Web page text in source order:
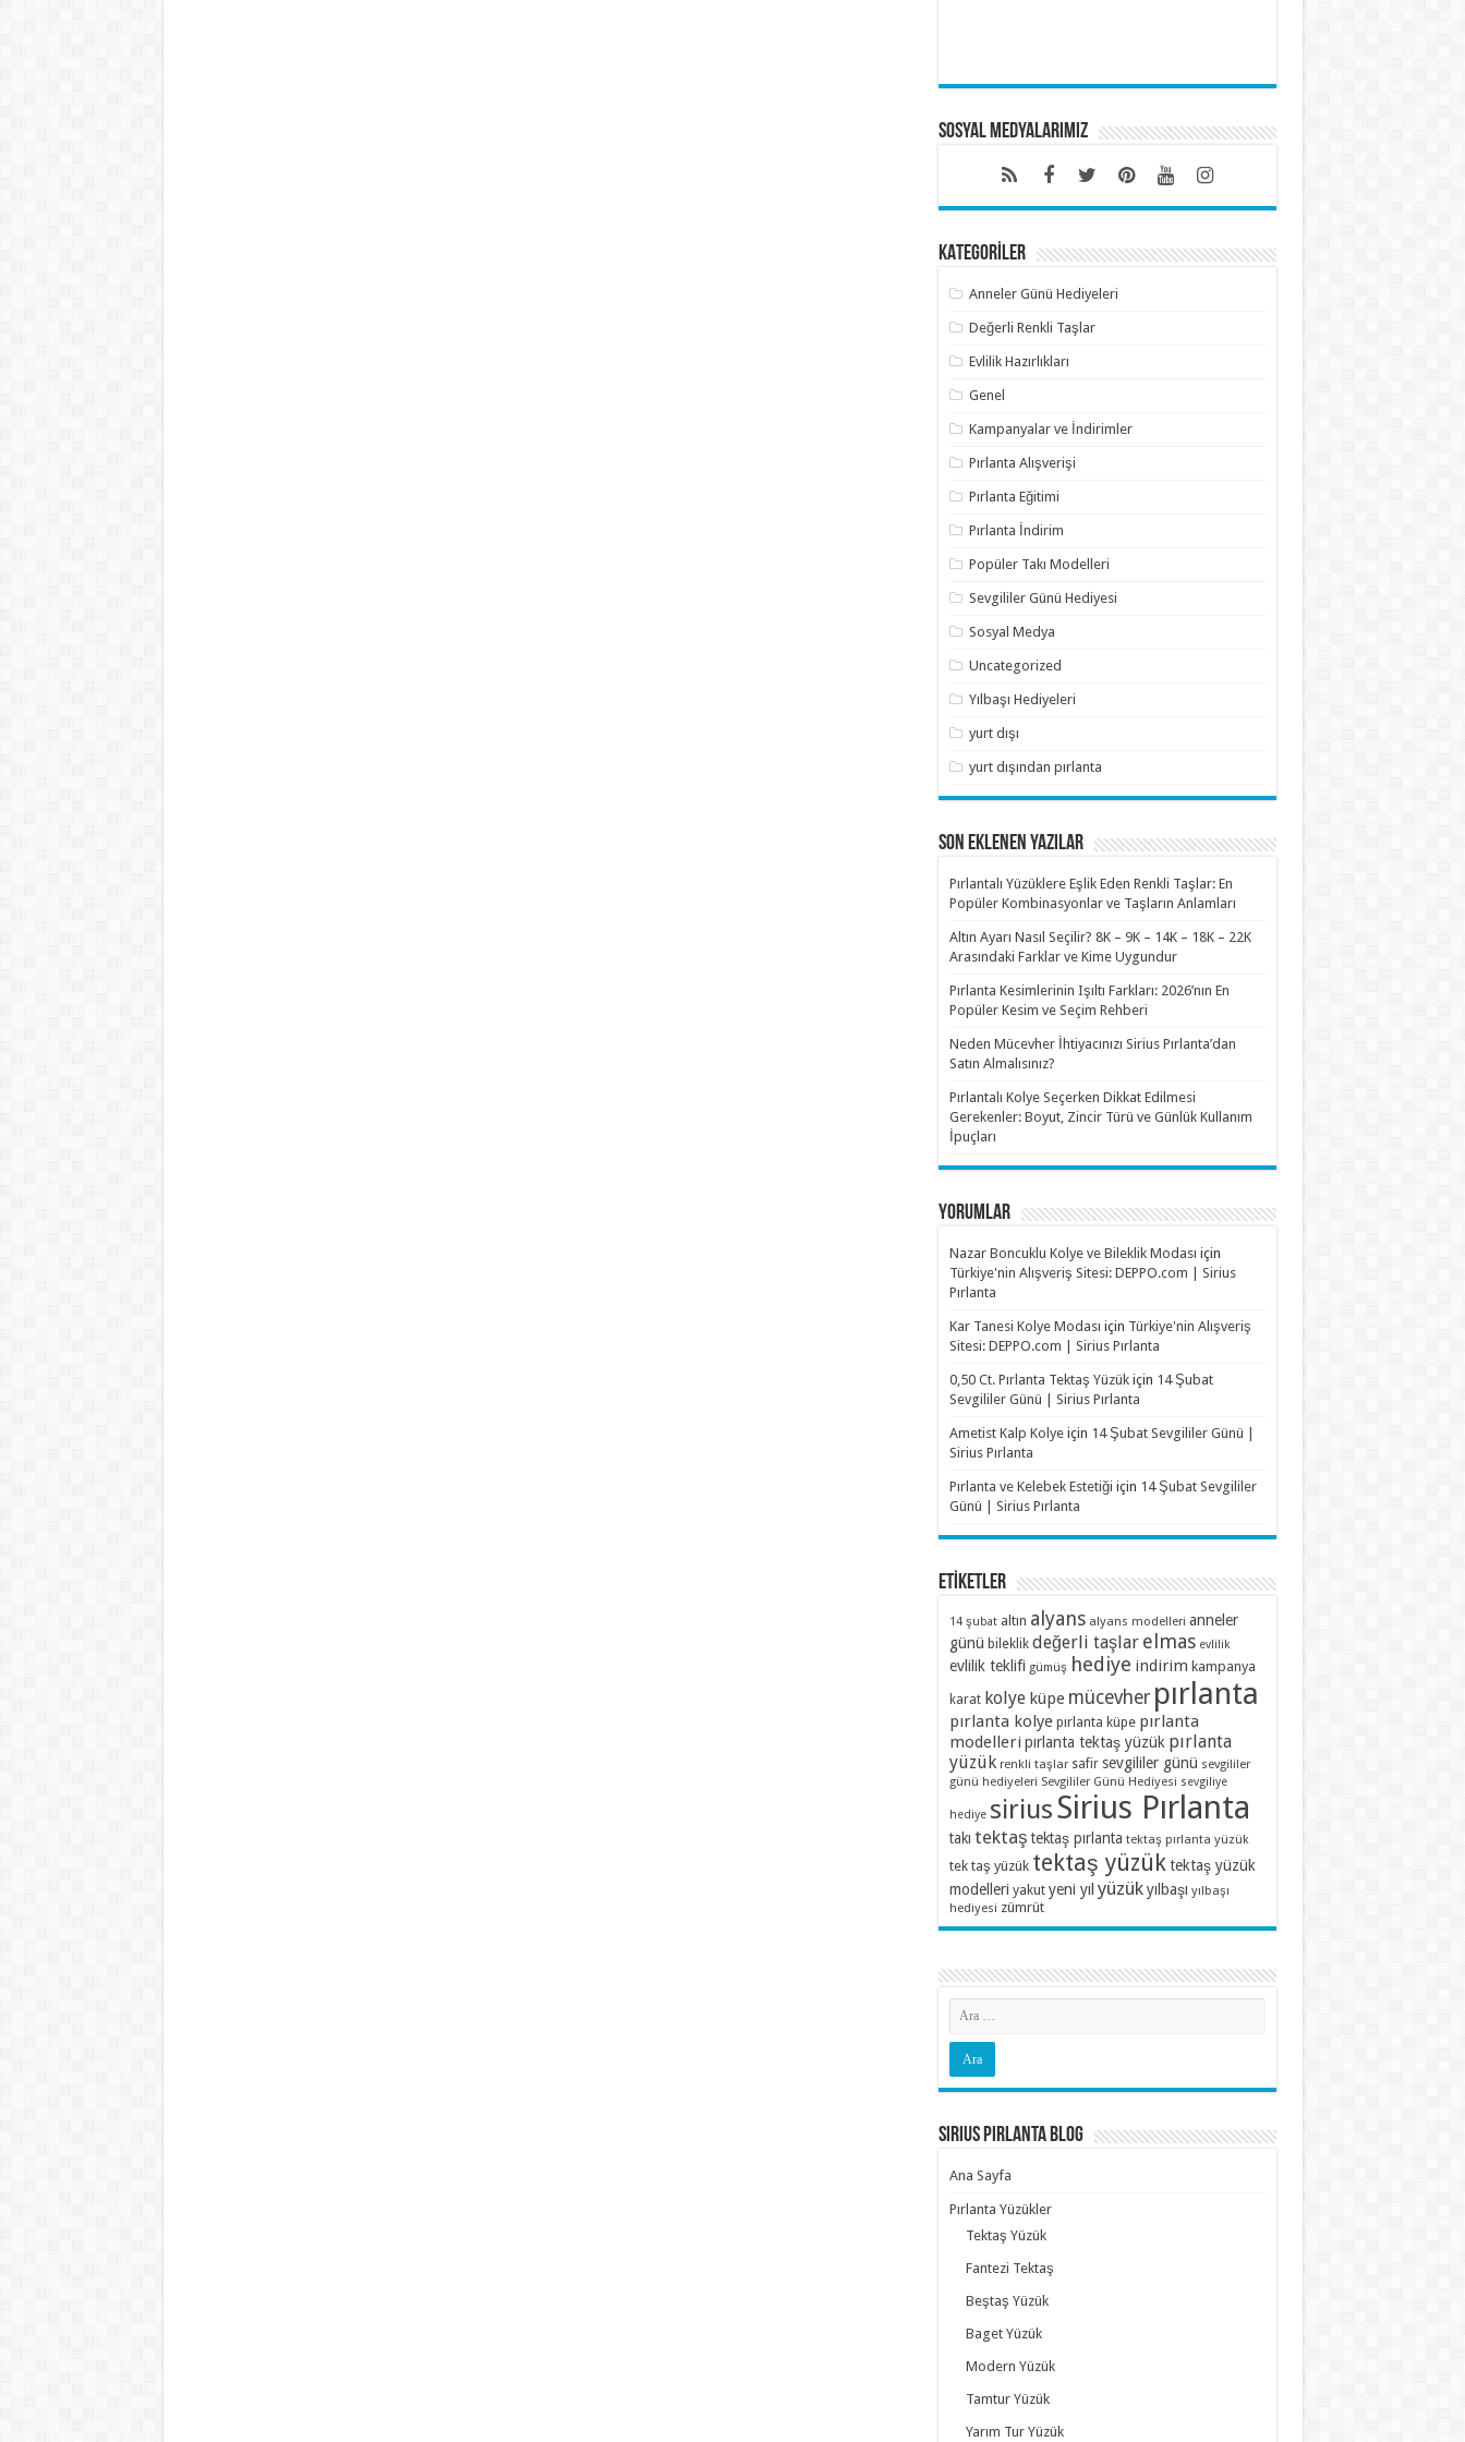
Sosyal Medyalarımız
KATEGORİLER
Anneler Günü Hediyeleri
Değerli Renkli Taşlar
Evlilik Hazırlıkları
Genel
Kampanyalar ve İndirimler
Pırlanta Alışverişi
Pırlanta Eğitimi
Pırlanta İndirim
Popüler Takı Modelleri
Sevgililer Günü Hediyesi
Sosyal Medya
Uncategorized
Yılbaşı Hediyeleri
yurt dışı
yurt dışından pırlanta
SON EKLENEN YAZILAR
Pırlantalı Yüzüklere Eşlik Eden Renkli Taşlar: En
Popüler Kombinasyonlar ve Taşların Anlamları
Altın Ayarı Nasıl Seçilir? 8K – 9K – 14K – 18K – 22K
Arasındaki Farklar ve Kime Uygundur
Pırlanta Kesimlerinin Işıltı Farkları: 2026’nın En
Popüler Kesim ve Seçim Rehberi
Neden Mücevher İhtiyacınızı Sirius Pırlanta’dan
Satın Almalısınız?
Pırlantalı Kolye Seçerken Dikkat Edilmesi
Gerekenler: Boyut, Zincir Türü ve Günlük Kullanım
İpuçları
YORUMLAR
Nazar Boncuklu Kolye ve Bileklik Modası için
Türkiye'nin Alışveriş Sitesi: DEPPO.com | Sirius
Pırlanta
Kar Tanesi Kolye Modası için Türkiye'nin Alışveriş
Sitesi: DEPPO.com | Sirius Pırlanta
0,50 Ct. Pırlanta Tektaş Yüzükiçin 14 Şubat
Sevgililer Günü | Sirius Pırlanta
Ametist Kalp Kolyeiçin 14 Şubat Sevgililer Günü |
Sirius Pırlanta
Pırlanta ve Kelebek Estetiği için 14 Şubat Sevgililer
Günü | Sirius Pırlanta
ETİKETLER
14 şubat altın alyans alyans modelleri anneler
günü bileklik değerli taşlar elmas evlilik
evlilik teklifi gümüş hediye indirim kampanya
karat kolye küpe mücevher pırlanta
pırlanta kolye pırlanta küpe pırlanta
modelleri pırlanta tektaş yüzük pırlanta
yüzük renkli taşlar safir sevgililer günü sevgililer
günü hediyeleri Sevgililer Günü Hediyesi sevgiliye
hediye siriusSirius Pırlanta
takı tektaş tektaş pırlanta tektaş pırlanta yüzük
tek taş yüzük tektaş yüzük tektaş yüzük
modelleri yakut yeni yıl yüzük yılbaşı yılbaşı
hediyesi zümrüt
Sirius Pırlanta Blog
Ana Sayfa
Pırlanta Yüzükler
Tektaş Yüzük
Fantezi Tektaş
Beştaş Yüzük
Baget Yüzük
Modern Yüzük
Tamtur Yüzük
Yarım Tur Yüzük